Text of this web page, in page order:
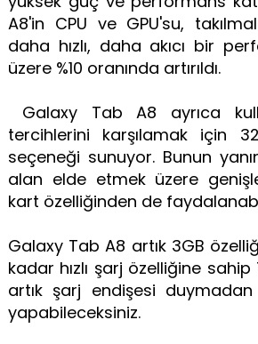
A8'in CPU ve GPU'su,
daha hızlı, daha akıcı bir
üzere %10 oranında artırıldı.
Galaxy Tab A8 ayrıca
tercihlerini karşılamak için
seçeneği sunuyor. Bunun
alan elde etmek üzere
kart özelliğinden de
Galaxy Tab A8 artık 3GB
kadar hızlı şarj özelliğine
artık şarj endişesi
yapabileceksiniz.